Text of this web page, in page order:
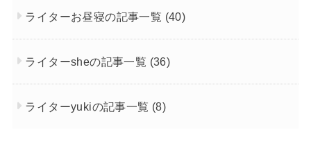
ライターお昼寝の記事一覧 (40)
ライターsheの記事一覧 (36)
ライターyukiの記事一覧 (8)